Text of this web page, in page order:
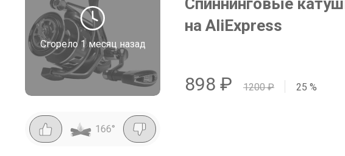
Сгорело1 месяц назад
Спиннинговые
на AliExpress
898 ₽ 1200₽ 25 %
166°